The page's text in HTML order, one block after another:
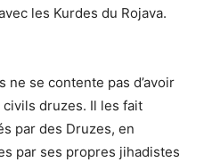
les Kurdes du Rojava.
ne se contente pas d’avoir
druzes. Il les fait
par des Druzes, en
par ses propres jihadistes